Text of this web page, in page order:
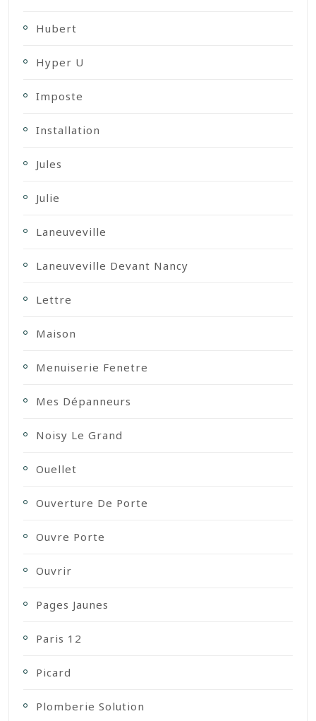
Hubert
Hyper U
Imposte
Installation
Jules
Julie
Laneuveville
Laneuveville Devant Nancy
Lettre
Maison
Menuiserie Fenetre
Mes Dépanneurs
Noisy Le Grand
Ouellet
Ouverture De Porte
Ouvre Porte
Ouvrir
Pages Jaunes
Paris 12
Picard
Plomberie Solution